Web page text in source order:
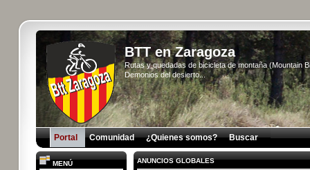
BTT en Zaragoza
Rutas y quedadas de bicicleta de montaña (Mountain
Demonios del desierto...
Portal Comunidad ¿Quienes somos? Buscar
MENÚ ANUNCIOS GLOBALES